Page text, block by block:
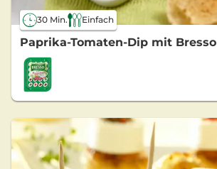
30 Min. Einfach
Paprika-Tomaten-Dip mit Bresso